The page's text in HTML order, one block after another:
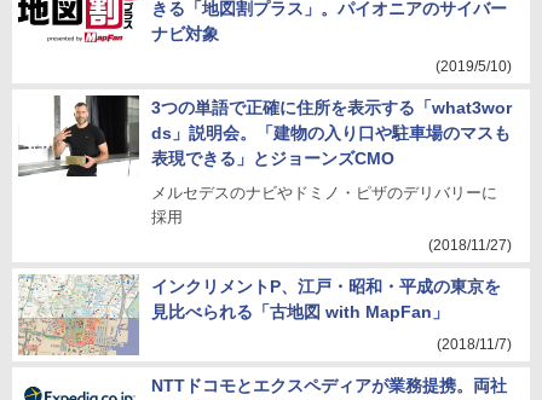
きる「地図割プラス」。パイオニアのサイバー
ナビ対象
(2019/5/10)
3つの単語で正確に住所を表示する「what3wor
ds」説明会。「建物の入り口や駐車場のマスも
表現できる」とジョーンズCMO
メルセデスのナビやドミノ・ピザのデリバリーに
採用
(2018/11/27)
インクリメントP、江戸・昭和・平成の東京を
見比べられる「古地図 with MapFan」
(2018/11/7)
NTTドコモとエクスペディアが業務提携。両社